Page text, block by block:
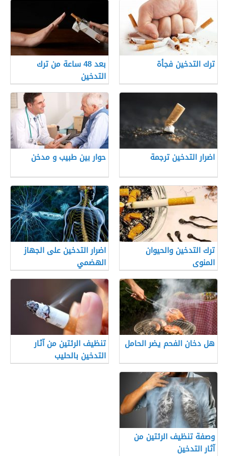
ترك التدخين فجأة
بعد 48 ساعة من ترك
التدخين
اضرار التدخين ترجمة حوار بين طبيب و مدخن
ترك التدخين والحيوان
المنوى
اضرار التدخين على الجهاز
الهضمي
هل دخان الفحم يضر الحامل
تنظيف الرئتين من آثار
التدخين بالحليب
وصفة تنظيف الرئتين من
آثار التدخين